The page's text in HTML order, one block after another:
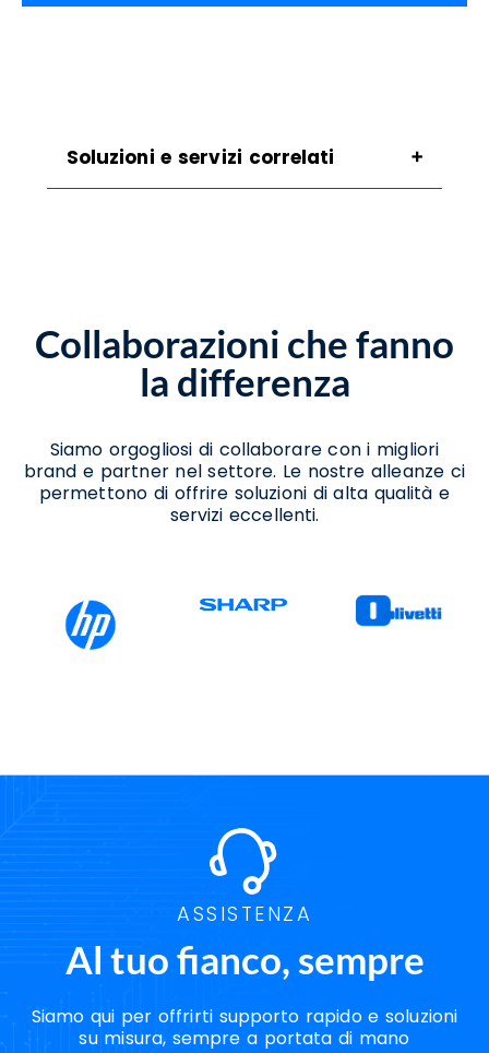
Soluzioni e servizi correlati
Noleggio Stampanti Termiche Padula
Vendita Stampanti Padula
Collaborazioni che fanno
la differenza
Siamo orgogliosi di collaborare con i migliori
brand e partner nel settore. Le nostre alleanze ci
permettono di offrire soluzioni di alta qualità e
servizi eccellenti.
ASSISTENZA
Al tuo fianco, sempre
Siamo qui per offrirti supporto rapido e soluzioni
su misura, sempre a portata di mano